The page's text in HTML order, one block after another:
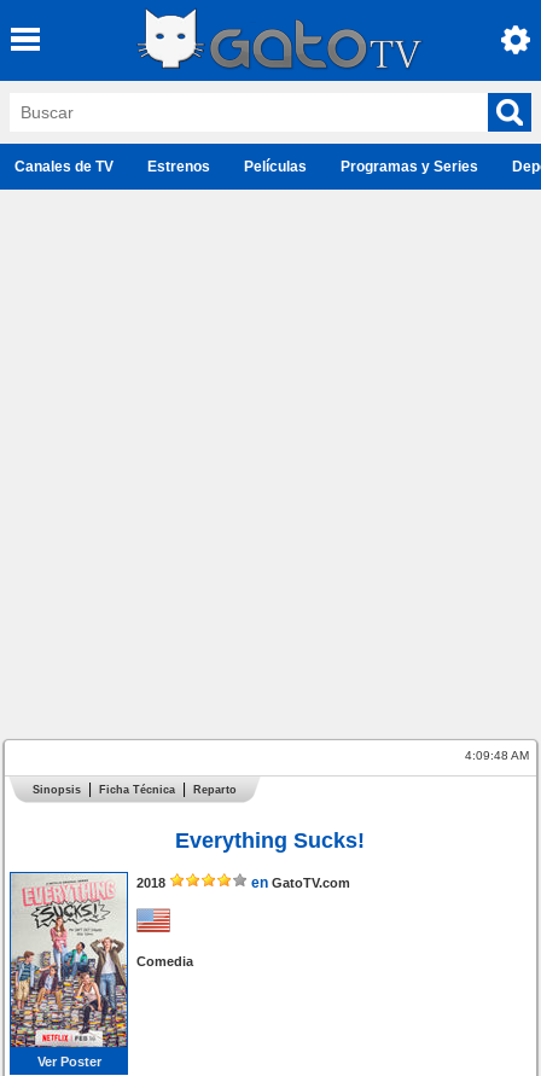
Canales de TV Estrenos Películas Programas y Series
4:09:48 AM
Sinopsis Ficha Técnica Reparto
Everything Sucks!
Ver Poster
2018 en GatoTV.com
Comedia